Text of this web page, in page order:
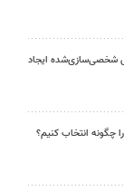
شخصی‌سازی‌شده ایجاد
چگونه انتخاب کنیم؟